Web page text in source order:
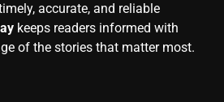
accurate, and reliable
keeps readers informed with
of the stories that matter most.